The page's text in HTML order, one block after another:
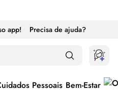
app! Precisa de ajuda?
Pessoais Bem-Estar